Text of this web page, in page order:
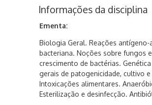
Informações da disciplina
Ementa:
Biologia Geral. Reações
bacteriana. Noções sobre fungos
crescimento de bactérias.
gerais de patogenicidade, cultivo
Intoxicações alimentares.
Esterilização e desinfecção.